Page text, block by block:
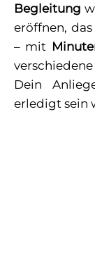
Begleitung
eröffnen,
– mit
verschiedene
Dein
erledigt sein